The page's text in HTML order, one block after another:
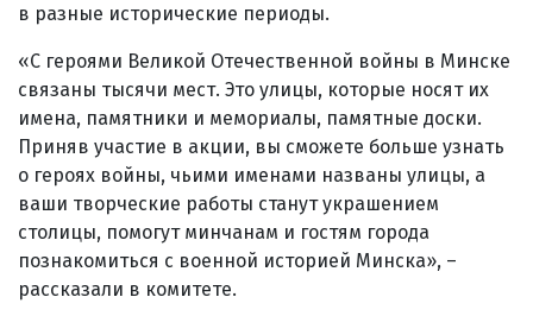
в разные исторические периоды.
«С героями Великой Отечественной войны в Минске
связаны тысячи мест. Это улицы, которые носят их
имена, памятники и мемориалы, памятные доски.
Приняв участие в акции, вы сможете больше узнать
о героях войны, чьими именами названы улицы, а
ваши творческие работы станут украшением
столицы, помогут минчанам и гостям города
познакомиться с военной историей Минска», –
рассказали в комитете.